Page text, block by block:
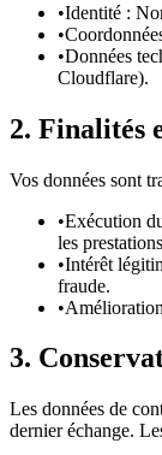
•Identité :
•
•Données
Cloudflare).
2. Finalités
Vos données sont
•Exécution
les
•Intérêt
fraude.
•
3.
Les données de
dernier échange.